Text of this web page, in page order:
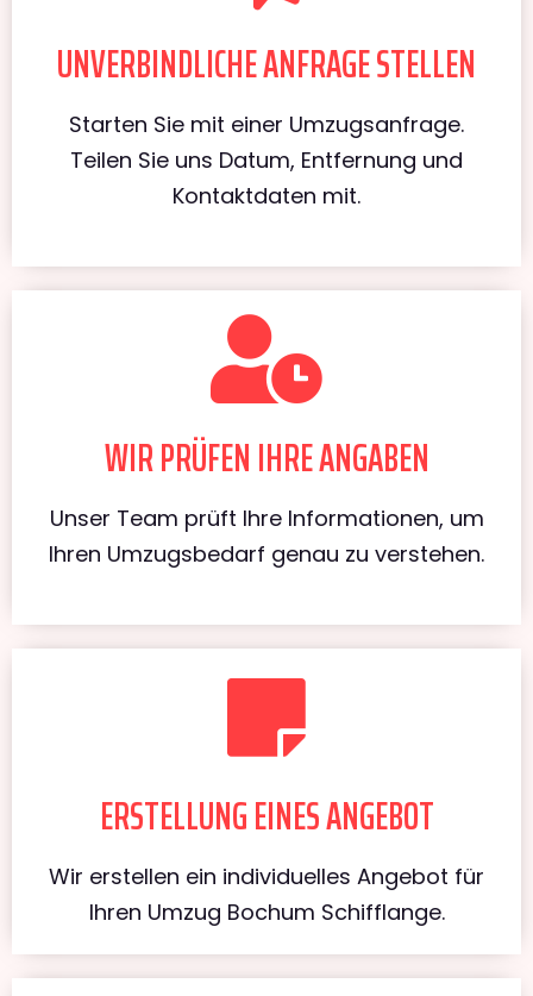
UNVERBINDLICHE ANFRAGE STELLEN
Starten Sie mit einer Umzugsanfrage.
Teilen Sie uns Datum, Entfernung und
Kontaktdaten mit.
WIR PRÜFEN IHRE ANGABEN
Unser Team prüft Ihre Informationen, um
Ihren Umzugsbedarf genau zu verstehen.
ERSTELLUNG EINES ANGEBOT
Wir erstellen ein individuelles Angebot für
Ihren Umzug Bochum Schifflange.